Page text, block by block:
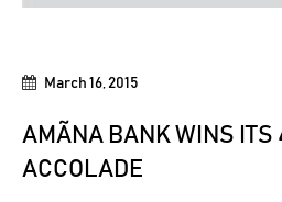
March 16, 2015
AMÃNA BANK WINS ITS
ACCOLADE